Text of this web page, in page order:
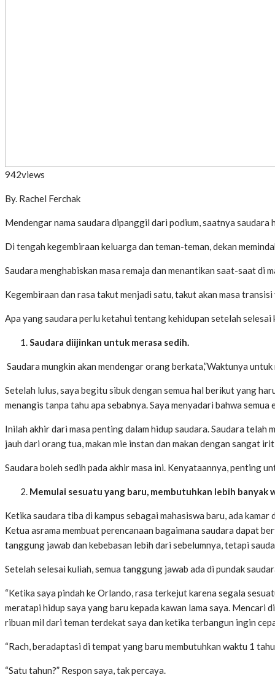
942views
By. Rachel Ferchak
Mendengar nama saudara dipanggil dari podium, saatnya saudara
Di tengah kegembiraan keluarga dan teman-teman, dekan
Saudara menghabiskan masa remaja dan menantikan saat-saat di
Kegembiraan dan rasa takut menjadi satu, takut akan masa transisi
Apa yang saudara perlu ketahui tentang kehidupan setelah selesai
Saudara diijinkan untuk merasa sedih.
Saudara mungkin akan mendengar orang berkata,”Waktunya
Setelah lulus, saya begitu sibuk dengan semua hal berikut yang
menangis tanpa tahu apa sebabnya. Saya menyadari bahwa
Inilah akhir dari masa penting dalam hidup saudara. Saudara
jauh dari orang tua, makan mie instan dan makan dengan sangat
Saudara boleh sedih pada akhir masa ini. Kenyataannya, penting
Memulai sesuatu yang baru, membutuhkan lebih banyak
Ketika saudara tiba di kampus sebagai mahasiswa baru, ada
Ketua asrama membuat perencanaan bagaimana saudara dapat
tanggung jawab dan kebebasan lebih dari sebelumnya, tetapi
Setelah selesai kuliah, semua tanggung jawab ada di pundak
“Ketika saya pindah ke Orlando, rasa terkejut karena segala
meratapi hidup saya yang baru kepada kawan lama saya. Mencari
ribuan mil dari teman terdekat saya dan ketika terbangun ingin
“Rach, beradaptasi di tempat yang baru membutuhkan waktu 1
“Satu tahun?” Respon saya, tak percaya.